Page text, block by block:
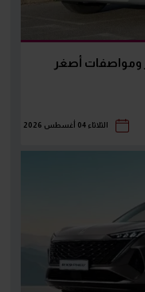
ومواصفات أصغر
الثلاثاء 04 أغسطس 2026